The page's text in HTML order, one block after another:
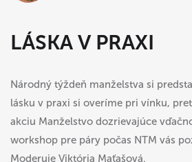
LÁSKA V PRAXI
Národný týždeň manželstva si
lásku v praxi si overíme pri vínku,
akciu Manželstvo dozrievajúce
workshop pre páry počas NTM vás
Moderuje Viktória Maťašová.